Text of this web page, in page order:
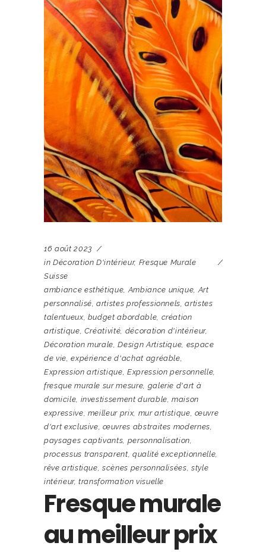
16 août 2023
in Décoration D'intérieur, Fresque Murale
Suisse
ambiance esthétique Ambiance unique Art
personnalisé ,artistes professionnels ,artistes
talentueux, budget abordable création
artistique Créativité décoration d'intérieur,
Décoration murale ,Design Artistique espace
de vie ,expérience d'achat agréable
Expression artistique Expression personnelle
fresque murale sur mesure galerie d'art à
domicile investissement durable ,maison
expressive meilleur prix, mur artistique ,œuvre
d'art exclusive ,œuvres abstraites modernes
paysages captivants personnalisation
processus transparent qualité exceptionnelle
rêve artistique ,scènes personnalisées ,style
intérieur,transformation visuelle
Fresque murale
au meilleur prix